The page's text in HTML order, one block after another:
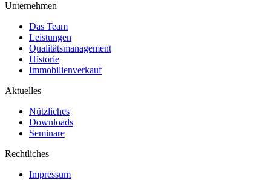
Unternehmen
Das Team
Leistungen
Qualitätsmanagement
Historie
Immobilienverkauf
Aktuelles
Nützliches
Downloads
Seminare
Rechtliches
Impressum